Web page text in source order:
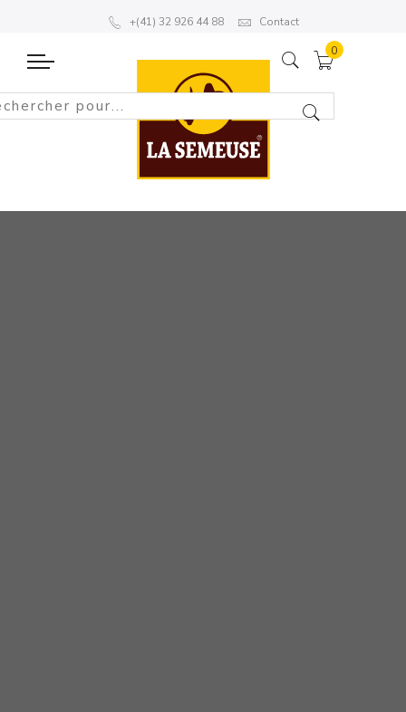
+(41) 32 926 44 88 Contact